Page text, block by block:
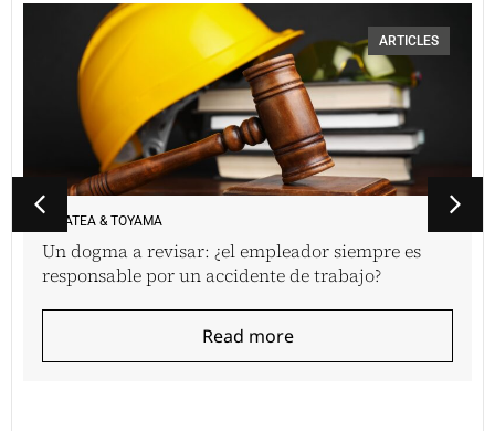
ARTICLES
VINATEA & TOYAMA
Un dogma a revisar: ¿el empleador siempre es
responsable por un accidente de trabajo?
Read more